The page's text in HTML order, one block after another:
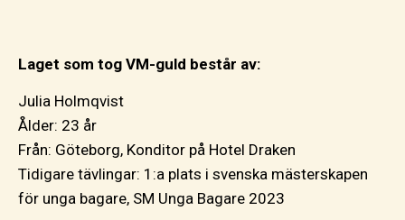
Laget som tog VM-guld består av:
Julia Holmqvist
Ålder: 23 år
Från: Göteborg, Konditor på Hotel Draken
Tidigare tävlingar: 1:a plats i svenska mästerskapen
för unga bagare, SM Unga Bagare 2023